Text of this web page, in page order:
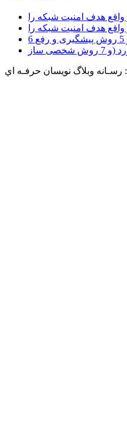
: رسـانه وبلاگ نويسان حرفـه اي